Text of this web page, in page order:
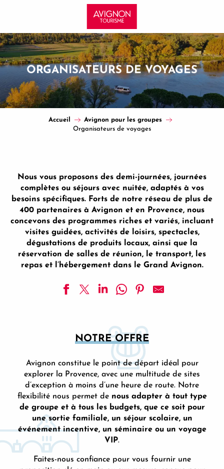
principal
ORGANISATEURS DE VOYAGES
Accueil
Avignon pour les groupes
Organisateurs de voyages
Nous vous proposons des demi-journées, journées
complètes ou séjours avec nuitée, adaptés à vos
besoins spécifiques. Forts de notre réseau de plus de
400 partenaires à Avignon et en Provence, nous
concevons des programmes riches et variés, incluant
visites guidées, activités de loisirs, spectacles,
dégustations de produits locaux, ainsi que la
réservation de salles de réunion, le transport, les
repas et l’hébergement dans le Grand Avignon.
NOTRE OFFRE
Avignon constitue le point de départ idéal pour
explorer la Provence, avec une multitude de sites
d’exception à moins d’une heure de route. Notre
flexibilité nous permet de nous adapter à tout type
de groupe et à tous les budgets, que ce soit pour
une sortie familiale, un séjour scolaire, un
événement incentive, un séminaire ou un voyage
VIP.
Faites-nous confiance pour vous fournir une